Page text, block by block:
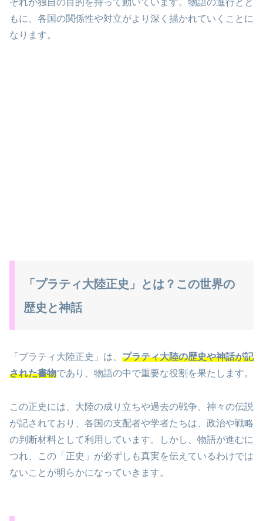
ぞれが独自の目的を持って動いています。物語の進行とと
もに、各国の関係性や対立がより深く描かれていくことに
なります。
「プラティ大陸正史」とは？この世界の
歴史と神話
「プラティ大陸正史」は、 プラティ大陸の歴史や神話が記
された書物であり、物語の中で重要な役割を果たします。
この正史には、大陸の成り立ちや過去の戦争、神々の伝説
が記されており、各国の支配者や学者たちは、政治や戦略
の判断材料として利用しています。しかし、物語が進むに
つれ、この「正史」が必ずしも真実を伝えているわけでは
ないことが明らかになっていきます。